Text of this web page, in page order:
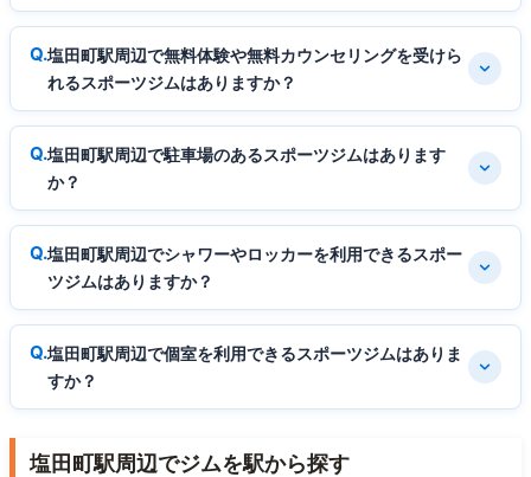
塩田町駅周辺で無料体験や無料カウンセリングを受けら
れるスポーツジムはありますか？
塩田町駅周辺で駐車場のあるスポーツジムはあります
か？
塩田町駅周辺でシャワーやロッカーを利用できるスポー
ツジムはありますか？
塩田町駅周辺で個室を利用できるスポーツジムはありま
すか？
塩田町駅周辺でジムを駅から探す